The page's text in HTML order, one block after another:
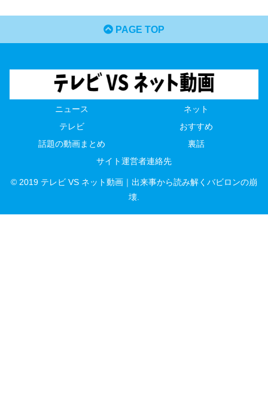
PAGE TOP
ニュース
ネット
テレビ
おすすめ
話題の動画まとめ
裏話
サイト運営者連絡先
© 2019 テレビ VS ネット動画｜出来事から読み解くバビロンの崩
壊.